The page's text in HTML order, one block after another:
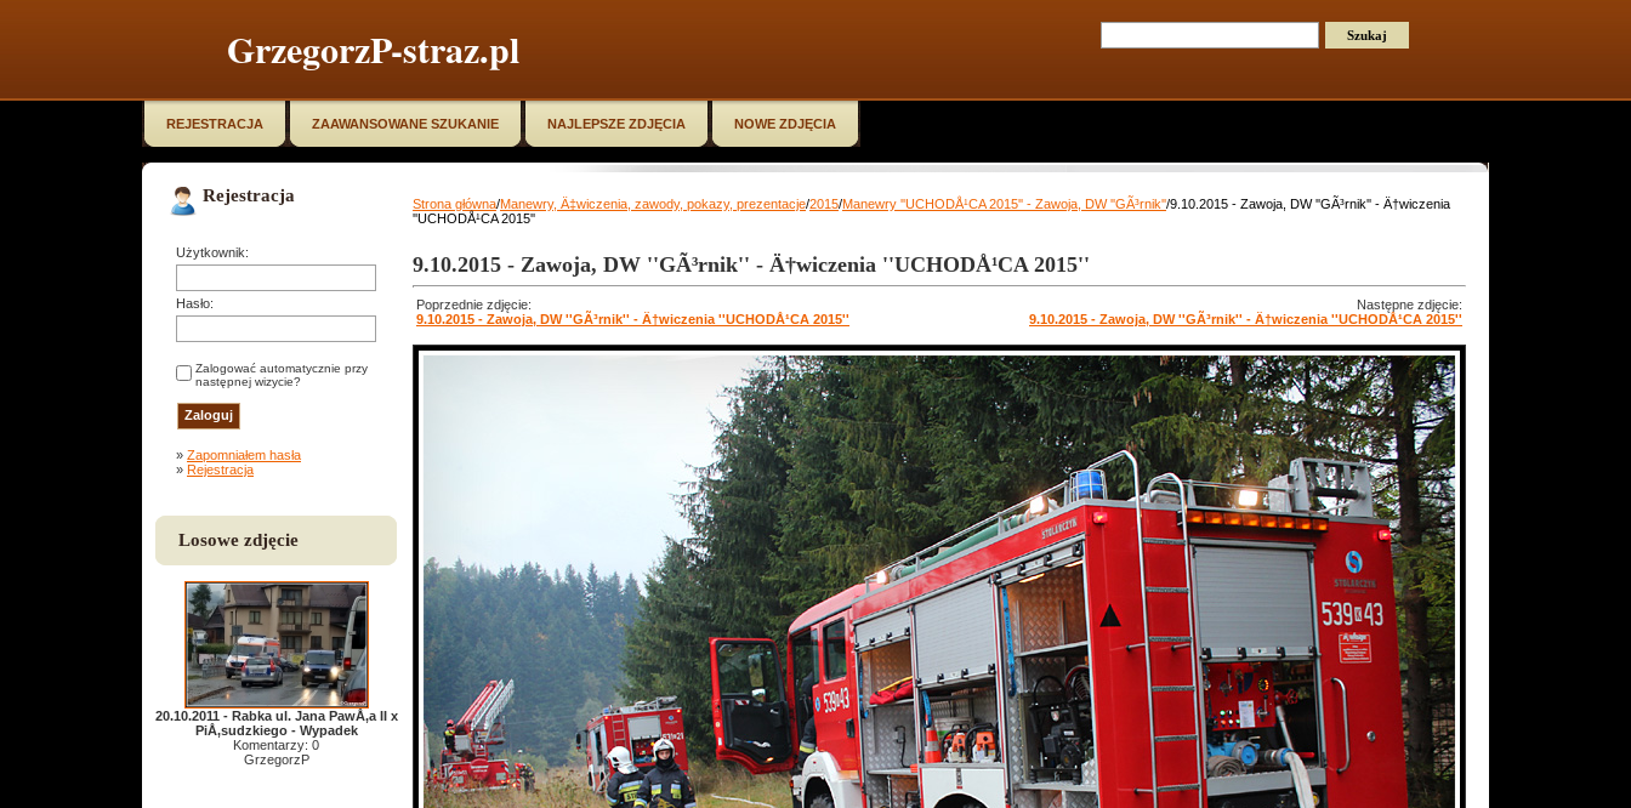
GrzegorzP-straz.pl
REJESTRACJA ZAAWANSOWANE SZUKANIE NAJLEPSZE ZDJĘCIA NOWE ZDJĘCIA
Rejestracja
Użytkownik:
Hasło:
Zalogować automatycznie przy
następnej wizycie?
» Zapomniałem hasła
» Rejestracja
Losowe zdjęcie
20.10.2011 - Rabka ul. Jana PawÅ‚a II x
PiÅ‚sudzkiego - Wypadek
Komentarzy: 0
GrzegorzP
Strona główna/Manewry, Ä‡wiczenia, zawody, pokazy, prezentacje/2015/Manewry ''UCHODÅ¹CA 2015'' - Zawoja, DW ''GÃ³rnik''/9.10.2015 - Zawoja, DW ''GÃ³rnik'' - Ä†wiczenia
''UCHODÅ¹CA 2015''
9.10.2015 - Zawoja, DW ''GÃ³rnik'' - Ä†wiczenia ''UCHODÅ¹CA 2015''
Poprzednie zdjęcie:
9.10.2015 - Zawoja, DW ''GÃ³rnik'' - Ä†wiczenia ''UCHODÅ¹CA 2015''
Następne zdjęcie:
9.10.2015 - Zawoja, DW ''GÃ³rnik'' - Ä†wiczenia ''UCHODÅ¹CA 2015''